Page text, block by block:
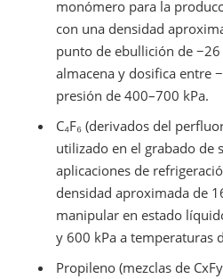
monómero para la
con una densidad
punto de ebullición de −26
almacena y dosifica entre
presión de 400–700 kPa.
C₄F₆ (derivados del
utilizado en el grabado de
aplicaciones de
densidad aproximada de
manipular en estado
y 600 kPa a temperaturas
Propileno (mezclas de